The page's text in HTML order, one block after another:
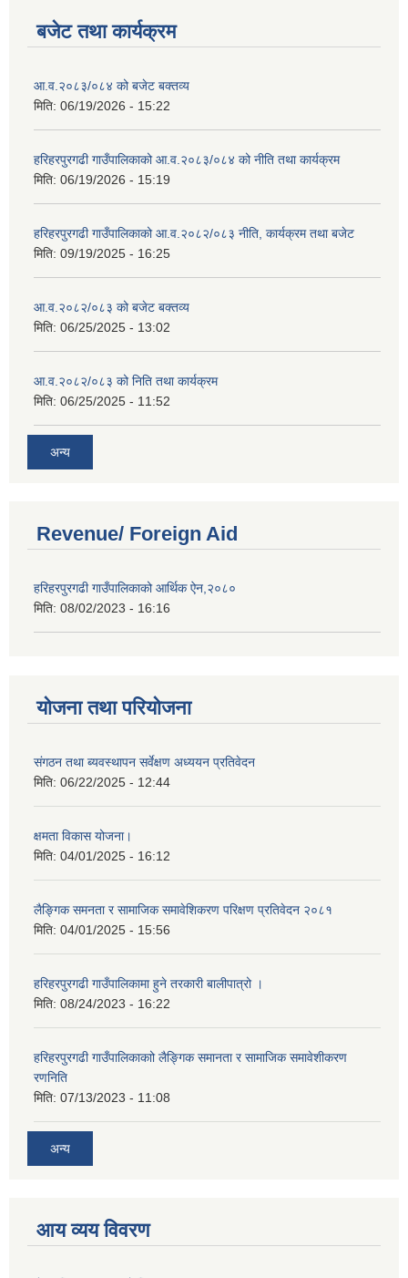
बजेट तथा कार्यक्रम
आ.व.२०८३/०८४ को बजेट बक्तव्य
मिति: 06/19/2026 - 15:22
हरिहरपुरगढी गाउँपालिकाको आ.व.२०८३/०८४ को नीति तथा कार्यक्रम
मिति: 06/19/2026 - 15:19
हरिहरपुरगढी गाउँपालिकाको आ.व.२०८२/०८३ नीति, कार्यक्रम तथा बजेट
मिति: 09/19/2025 - 16:25
आ.व.२०८२/०८३ को बजेट बक्तव्य
मिति: 06/25/2025 - 13:02
आ.व.२०८२/०८३ को निति तथा कार्यक्रम
मिति: 06/25/2025 - 11:52
अन्य
Revenue/ Foreign Aid
हरिहरपुरगढी गाउँपालिकाको आर्थिक ऐन,२०८०
मिति: 08/02/2023 - 16:16
योजना तथा परियोजना
संगठन तथा ब्यवस्थापन सर्वेक्षण अध्ययन प्रतिवेदन
मिति: 06/22/2025 - 12:44
क्षमता विकास योजना।
मिति: 04/01/2025 - 16:12
लैङ्गिक समनता र सामाजिक समावेशिकरण परिक्षण प्रतिवेदन २०८१
मिति: 04/01/2025 - 15:56
हरिहरपुरगढी गाउँपालिकामा हुने तरकारी बालीपात्रो ।
मिति: 08/24/2023 - 16:22
हरिहरपुरगढी गाउँपालिकाकाो लैङ्गिक समानता र सामाजिक समावेशीकरण
रणनिति
मिति: 07/13/2023 - 11:08
अन्य
आय व्यय विवरण